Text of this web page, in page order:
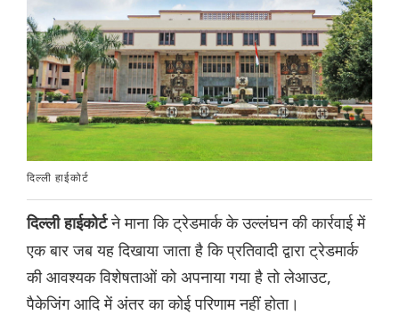
दिल्ली हाईकोर्ट
दिल्ली हाईकोर्टने माना कि ट्रेडमार्क के उल्लंघन की कार्रवाई में
एक बार जब यह दिखाया जाता है कि प्रतिवादी द्वारा ट्रेडमार्क
की आवश्यक विशेषताओं को अपनाया गया है तो लेआउट,
पैकेजिंग आदि में अंतर का कोई परिणाम नहीं होता।